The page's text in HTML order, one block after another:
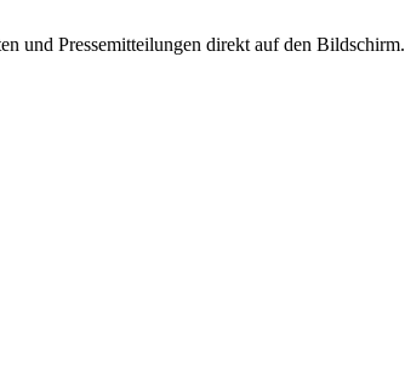
und Pressemitteilungen direkt auf den Bildschirm.